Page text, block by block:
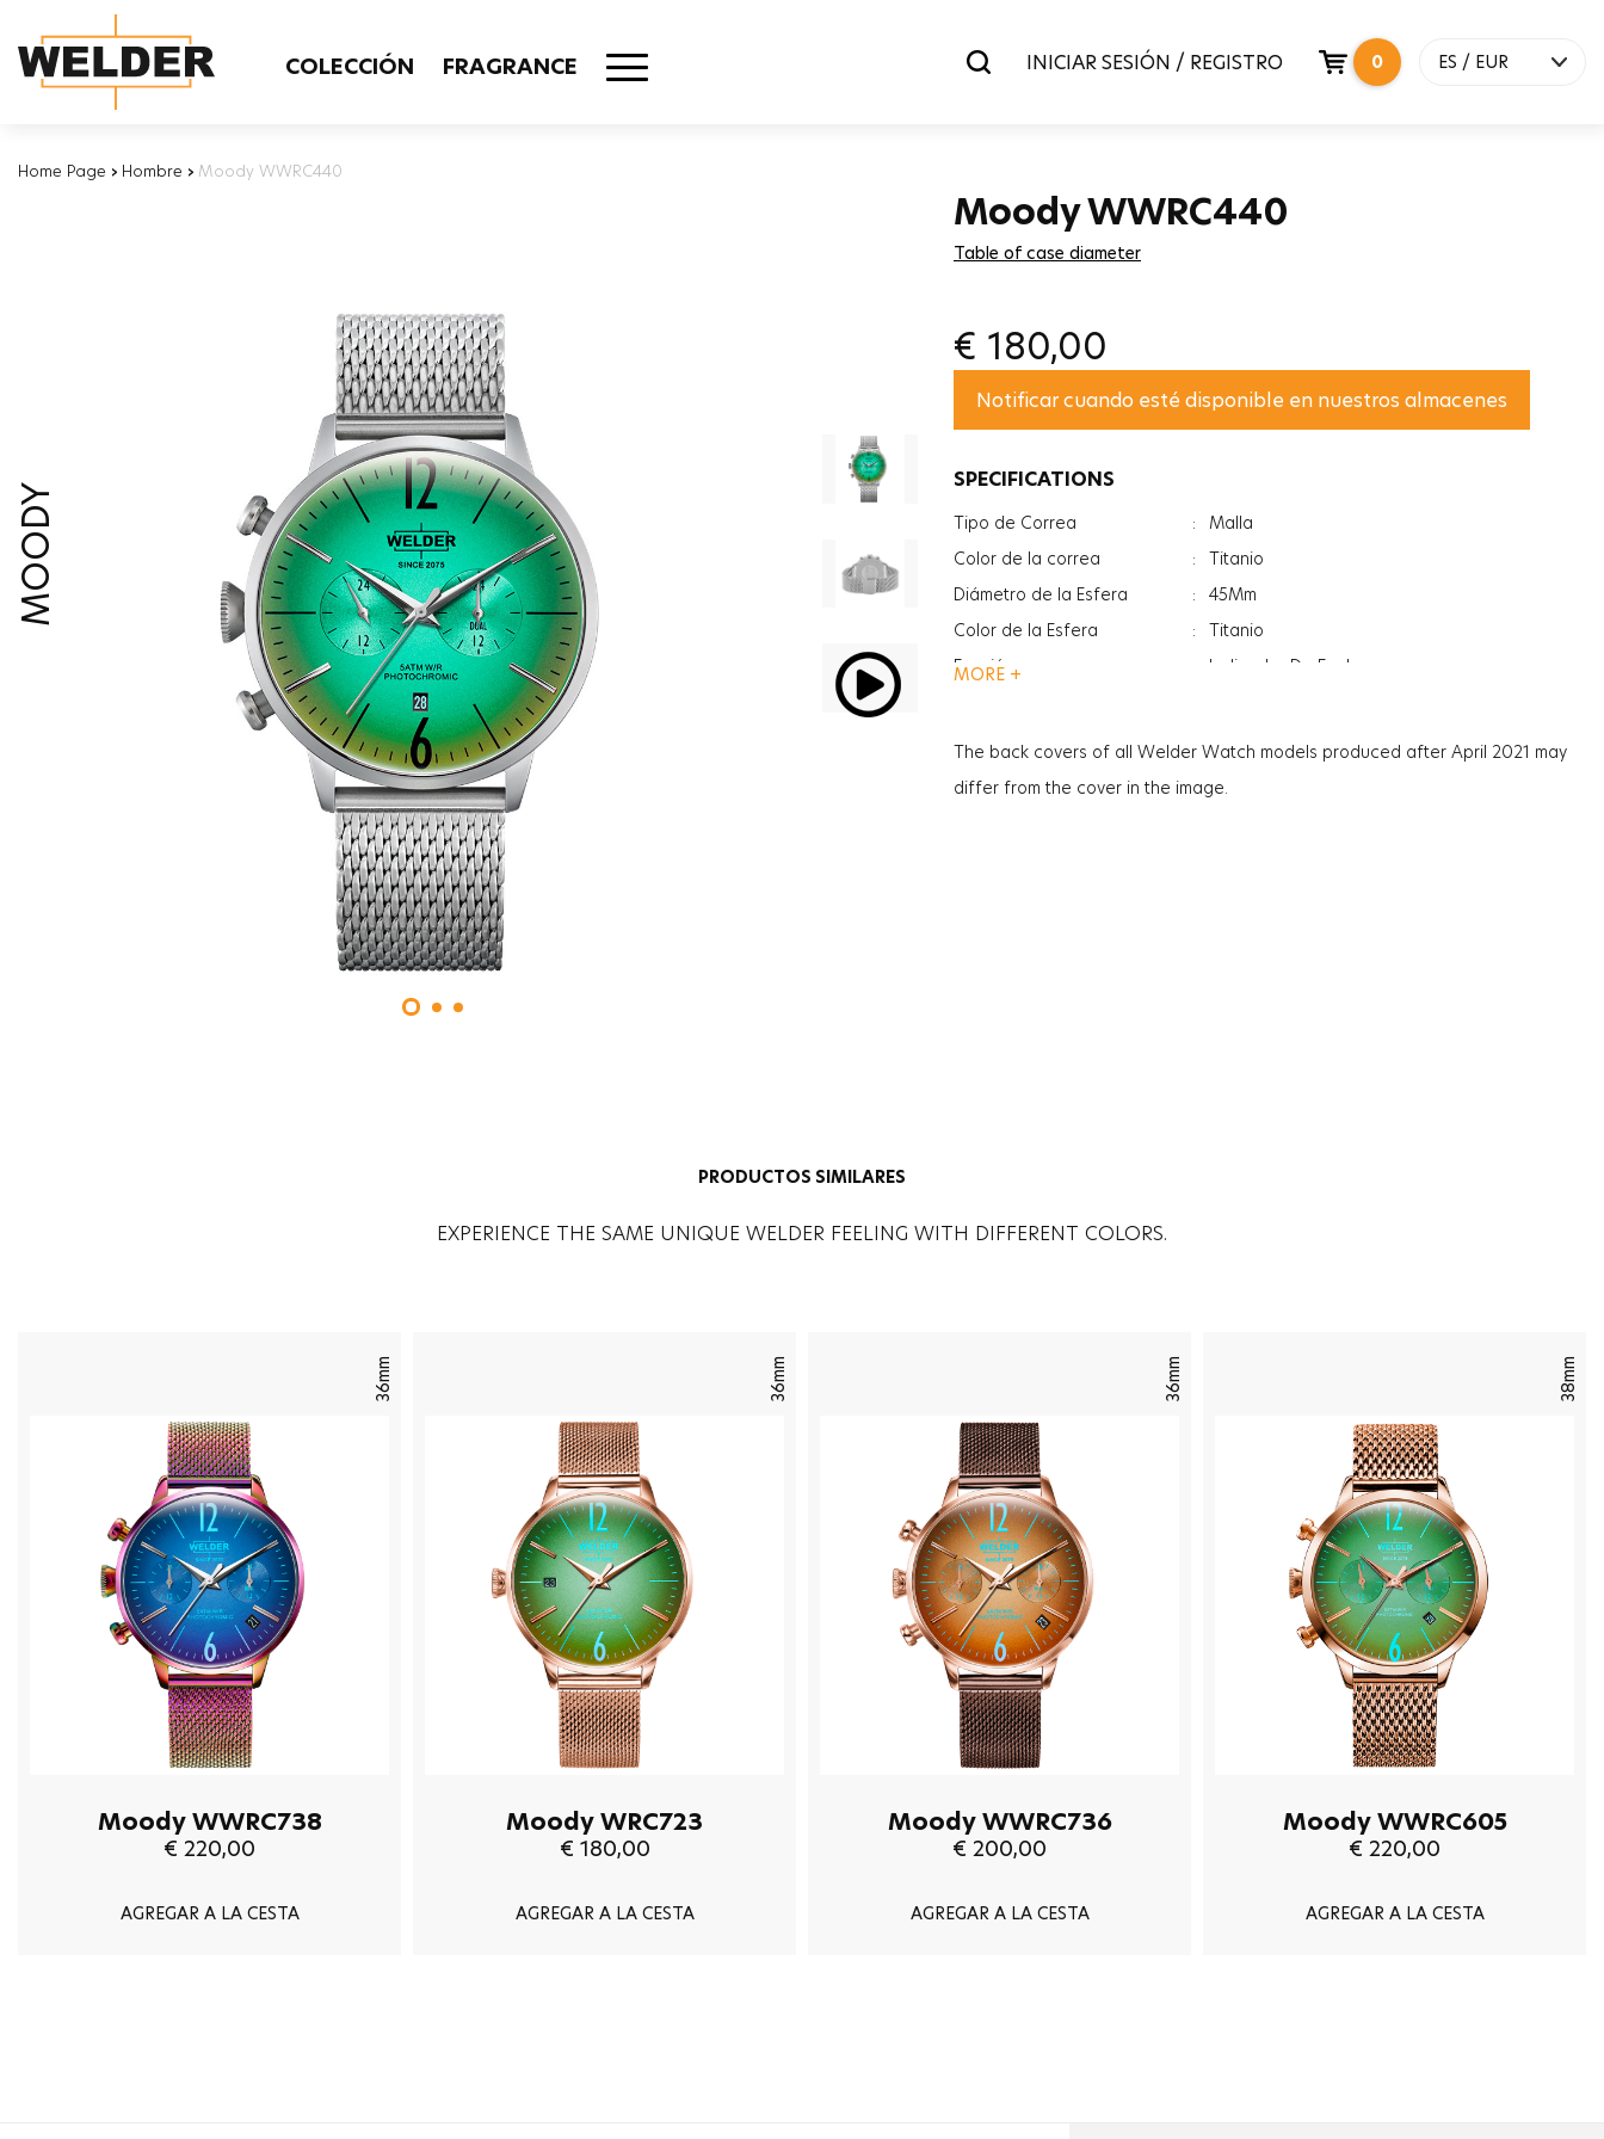
COLECCIÓN FRAGRANCE INICIAR SESIÓN / REGISTRO 0 ES / EUR
Home Page › Hombre › Moody WWRC440
MOODY
Moody WWRC440
Table of case diameter
€ 180,00
Notificar cuando esté disponible en nuestros almacenes
SPECIFICATIONS
Tipo de Correa : Malla
Color de la correa
: Titanio
Diámetro de la Esfera
: 45Mm
Color de la Esfera
: Titanio
Función
Indicador De Fecha
MORE +
The back covers of all Welder Watch models produced after April 2021 may
differ from the cover in the image.
PRODUCTOS SIMILARES
EXPERIENCE THE SAME UNIQUE WELDER FEELING WITH DIFFERENT COLORS.
36mm
Moody WWRC738
€ 220,00
AGREGAR A LA CESTA
36mm
Moody WRC723
€ 180,00
AGREGAR A LA CESTA
36mm
Moody WWRC736
€ 200,00
AGREGAR A LA CESTA
38mm
Moody WWRC605
€ 220,00
AGREGAR A LA CESTA